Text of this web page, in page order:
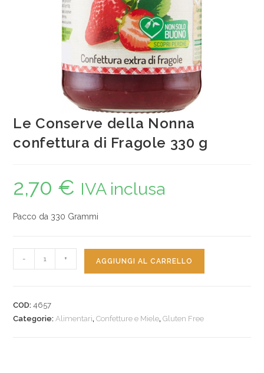
Le Conserve della Nonna
confettura di Fragole 330 g
2,70 € IVA inclusa
Pacco da 330 Grammi
- + AGGIUNGI AL CARRELLO
COD:4657
Categorie:Alimentari,Confetture e Miele,Gluten Free